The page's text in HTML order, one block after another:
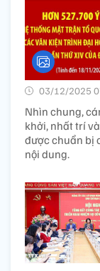
03/12/2025
Nhìn chung,
khởi, nhất trí
được chuẩn bị
nội dung.